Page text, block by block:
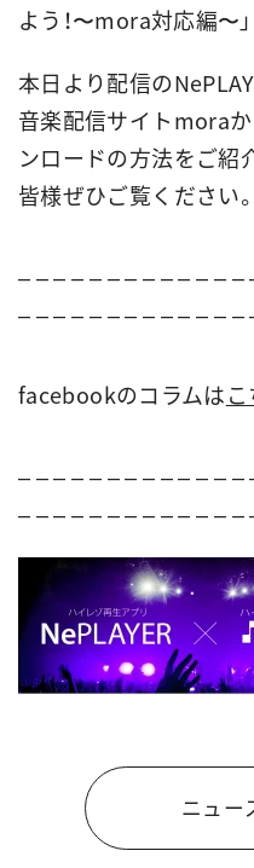
よう！〜mora対応編〜
本日より配信の
音楽配信サイトmora
ンロードの方法をご紹
皆様ぜひご覧ください。
– – – – – – – – – – – –
– – – – – – – – – – – – –
facebookのコラムは
– – – – – – – – – – – –
– – – – – – – – – – – – –
ニュー